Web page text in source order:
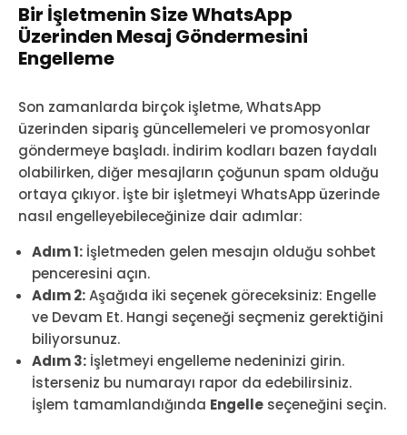
Bir İşletmenin Size WhatsApp
Üzerinden Mesaj Göndermesini
Engelleme
Son zamanlarda birçok işletme, WhatsApp
üzerinden sipariş güncellemeleri ve promosyonlar
göndermeye başladı. İndirim kodları bazen faydalı
olabilirken, diğer mesajların çoğunun spam olduğu
ortaya çıkıyor. İşte bir işletmeyi WhatsApp üzerinde
nasıl engelleyebileceğinize dair adımlar:
Adım 1: İşletmeden gelen mesajın olduğu sohbet
penceresini açın.
Adım 2:Aşağıda iki seçenek göreceksiniz: Engelle
ve Devam Et. Hangi seçeneği seçmeniz gerektiğini
biliyorsunuz.
Adım 3: İşletmeyi engelleme nedeninizi girin.
İsterseniz bu numarayı rapor da edebilirsiniz.
İşlem tamamlandığında Engelle seçeneğini seçin.